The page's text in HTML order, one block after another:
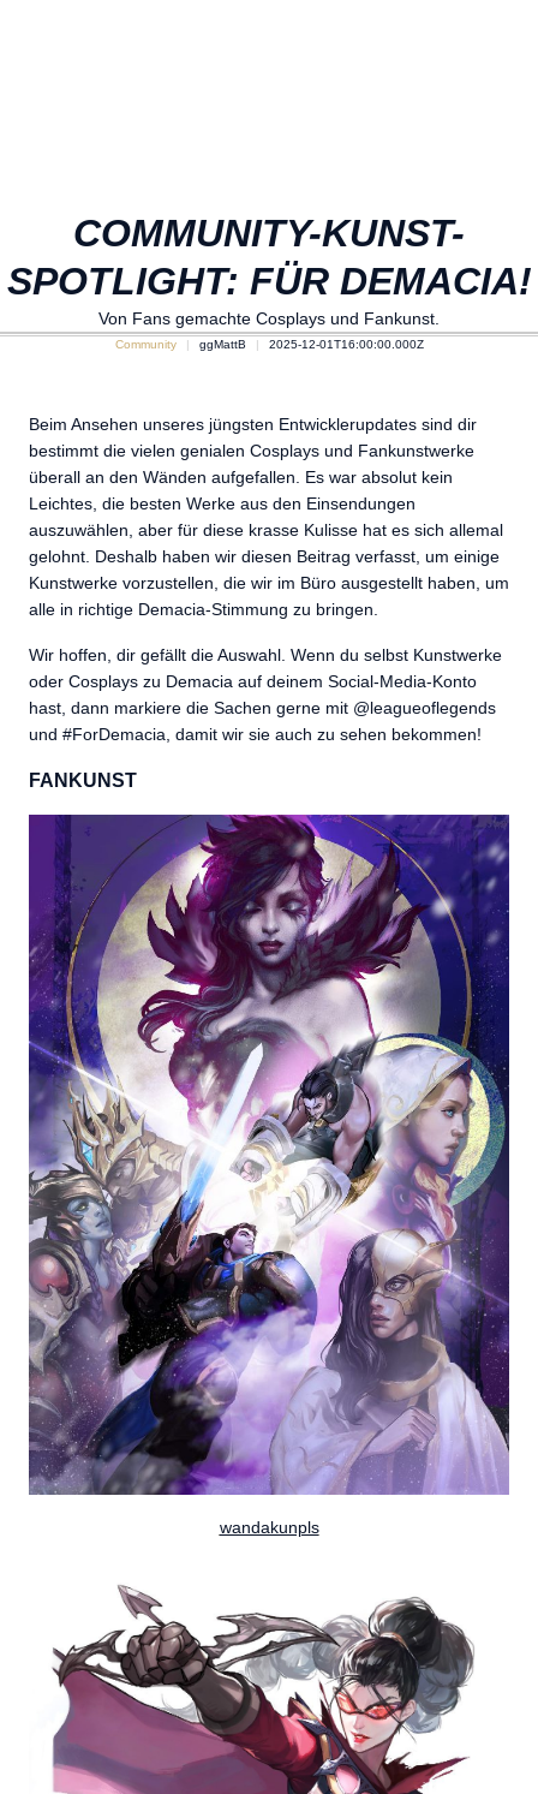
COMMUNITY-KUNST-
SPOTLIGHT: FÜR DEMACIA!
Von Fans gemachte Cosplays und Fankunst.
Community ggMattB 2025-12-01T16:00:00.000Z
Beim Ansehen unseres jüngsten Entwicklerupdates sind dir
bestimmt die vielen genialen Cosplays und Fankunstwerke
überall an den Wänden aufgefallen. Es war absolut kein
Leichtes, die besten Werke aus den Einsendungen
auszuwählen, aber für diese krasse Kulisse hat es sich allemal
gelohnt. Deshalb haben wir diesen Beitrag verfasst, um einige
Kunstwerke vorzustellen, die wir im Büro ausgestellt haben, um
alle in richtige Demacia-Stimmung zu bringen.
Wir hoffen, dir gefällt die Auswahl. Wenn du selbst Kunstwerke
oder Cosplays zu Demacia auf deinem Social-Media-Konto
hast, dann markiere die Sachen gerne mit @leagueoflegends
und #ForDemacia, damit wir sie auch zu sehen bekommen!
FANKUNST
wandakunpls